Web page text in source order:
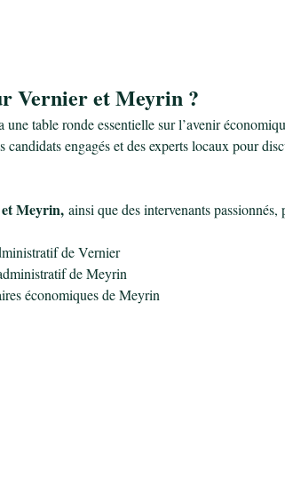
Vernier et Meyrin ?
table ronde essentielle sur l’avenir
engagés et des experts locaux pour
Meyrin, ainsi que des intervenants passionnés,
de Vernier
de Meyrin
économiques de Meyrin